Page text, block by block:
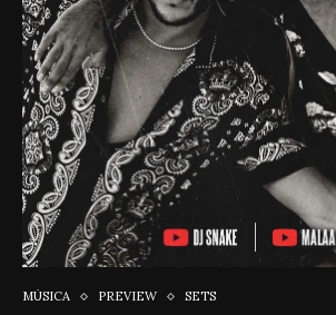
MÚSICA PREVIEW SETS